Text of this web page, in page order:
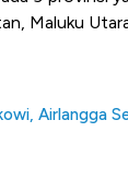
Maluku
Airlangga